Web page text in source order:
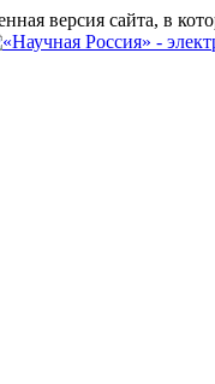
версия сайта, в